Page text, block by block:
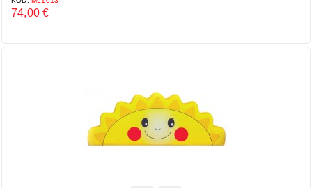
74,00 €